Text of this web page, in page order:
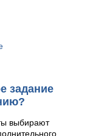
задание
выбирают